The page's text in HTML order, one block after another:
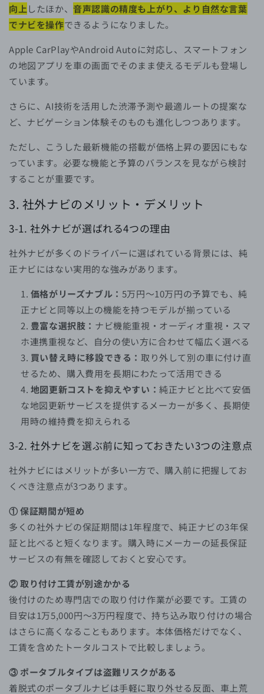
向上したほか、音声認識の精度も上がり、より自然な言葉
でナビを操作できるようになりました。
Apple CarPlayやAndroid Autoに対応し、スマートフォン
の地図アプリを車の画面でそのまま使えるモデルも登場し
ています。
さらに、AI技術を活用した渋滞予測や最適ルートの提案な
ど、ナビゲーション体験そのものも進化しつつあります。
ただし、こうした最新機能の搭載が価格上昇の要因にもな
っています。必要な機能と予算のバランスを見ながら検討
することが重要です。
3. 社外ナビのメリット・デメリット
3-1. 社外ナビが選ばれる4つの理由
社外ナビが多くのドライバーに選ばれている背景には、純
正ナビにはない実用的な強みがあります。
価格がリーズナブル： 5万円〜10万円の予算でも、純
正ナビと同等以上の機能を持つモデルが揃っている
豊富な選択肢： ナビ機能重視・オーディオ重視・スマ
ホ連携重視など、自分の使い方に合わせて幅広く選べる
買い替え時に移設できる：取り外して別の車に付け直
せるため、購入費用を長期にわたって活用できる
地図更新コストを抑えやすい：純正ナビと比べて安価
な地図更新サービスを提供するメーカーが多く、長期使
用時の維持費を抑えられる
3-2. 社外ナビを選ぶ前に知っておきたい3つの注意点
社外ナビにはメリットが多い一方で、購入前に把握してお
くべき注意点が3つあります。
① 保証期間が短め
多くの社外ナビの保証期間は1年程度で、純正ナビの3年保
証と比べると短くなります。購入時にメーカーの延長保証
サービスの有無を確認しておくと安心です。
② 取り付け工賃が別途かかる
後付けのため専門店での取り付け作業が必要です。工賃の
目安は1万5,000円〜3万円程度で、持ち込み取り付けの場合
はさらに高くなることもあります。本体価格だけでなく、
工賃を含めたトータルコストで比較しましょう。
③ ポータブルタイプは盗難リスクがある
着脱式のポータブルナビは手軽に取り外せる反面、車上荒